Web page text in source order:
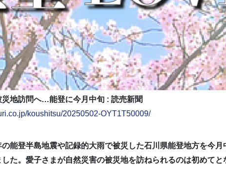
地訪問へ…能登に今月中旬 : 読売新聞
koushitsu/20250502-OYT1T50009/
能登半島地震や記録的大雨で被災した石川県能登地方を今月
た。愛子さまが自然災害の被災地を訪ねられるのは初めてと